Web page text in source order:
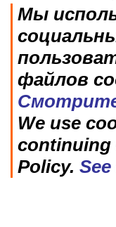
Мы
файлов
We use
continuing
Policy.